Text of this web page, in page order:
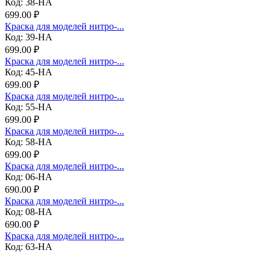
Код: 38-НА
699.00 ₽
Краска для моделей нитро-...
Код: 39-НА
699.00 ₽
Краска для моделей нитро-...
Код: 45-НА
699.00 ₽
Краска для моделей нитро-...
Код: 55-НА
699.00 ₽
Краска для моделей нитро-...
Код: 58-НА
699.00 ₽
Краска для моделей нитро-...
Код: 06-НА
690.00 ₽
Краска для моделей нитро-...
Код: 08-НА
690.00 ₽
Краска для моделей нитро-...
Код: 63-НА